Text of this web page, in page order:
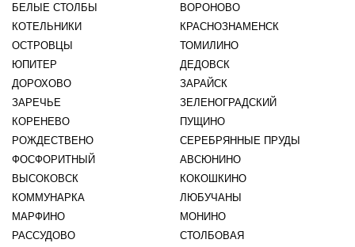
БЕЛЫЕ СТОЛБЫ
ВОРОНОВО
КОТЕЛЬНИКИ
КРАСНОЗНАМЕНСК
ОСТРОВЦЫ
ТОМИЛИНО
ЮПИТЕР
ДЕДОВСК
ДОРОХОВО
ЗАРАЙСК
ЗАРЕЧЬЕ
ЗЕЛЕНОГРАДСКИЙ
КОРЕНЕВО
ПУЩИНО
РОЖДЕСТВЕНО
СЕРЕБРЯННЫЕ ПРУДЫ
ФОСФОРИТНЫЙ
АВСЮНИНО
ВЫСОКОВСК
КОКОШКИНО
КОММУНАРКА
ЛЮБУЧАНЫ
МАРФИНО
МОНИНО
РАССУДОВО
СТОЛБОВАЯ